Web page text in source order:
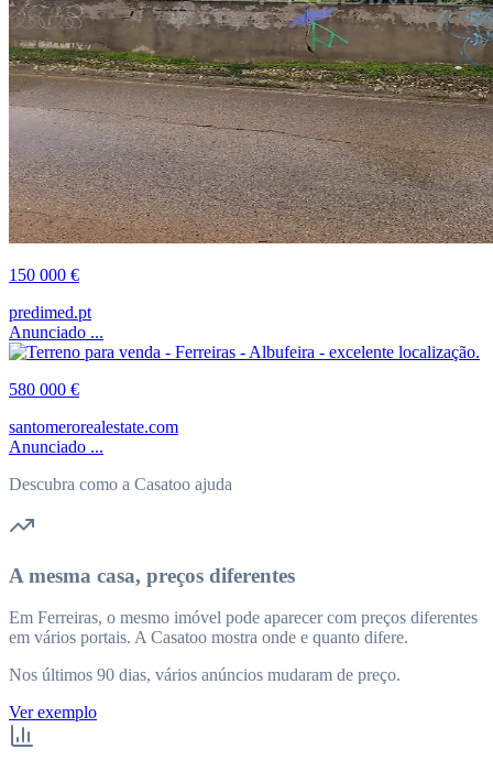
150 000 €
predimed.pt
Anunciado ...
580 000 €
santomerorealestate.com
Anunciado ...
Descubra como a Casatoo ajuda
A mesma casa, preços diferentes
Em Ferreiras, o mesmo imóvel pode aparecer com preços diferentes
em vários portais. A Casatoo mostra onde e quanto difere.
Nos últimos 90 dias, vários anúncios mudaram de preço.
Ver exemplo